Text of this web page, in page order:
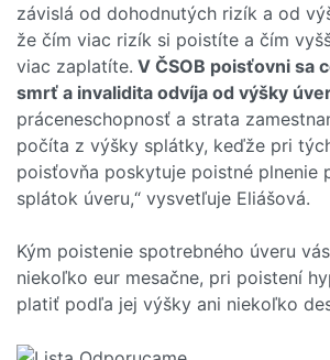
závislá od dohodnutých rizík a od
že čím viac rizík si poistíte a čím
viac zaplatíte. V ČSOB poisťovni sa
smrť a invalidita odvíja od výšky
práceneschopnosť a strata
počíta z výšky splátky, keďže pri
poisťovňa poskytuje poistné plnenie
splátok úveru,“ vysvetľuje Eliášová.
Kým poistenie spotrebného úveru
niekoľko eur mesačne, pri poistení
platiť podľa jej výšky ani niekoľko